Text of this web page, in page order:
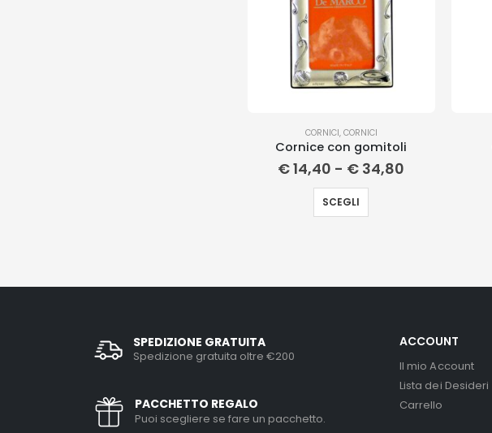
CORNICI, CORNICI
Cornice con gomitoli
€14,40 - € 34,80
SCEGLI
SPEDIZIONE GRATUITA
Spedizione gratuita oltre €200
PACCHETTO REGALO
Puoi scegliere se fare un pacchetto.
ACCOUNT
Il mio Account
Lista dei Desideri
Carrello